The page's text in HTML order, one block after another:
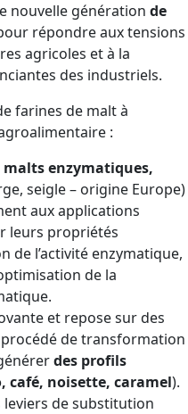
nouvelle génération de
répondre aux tensions
agricoles et à la
des industriels.
farines de malt à
:
malts enzymatiques,
seigle – origine Europe)
aux applications
leurs propriétés
de l’activité enzymatique,
de la
et repose sur des
de transformation
des profils
café, noisette, caramel).
de substitution